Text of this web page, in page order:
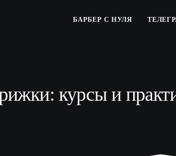
БАРБЕР С НУЛЯ
курсы и